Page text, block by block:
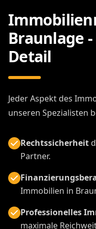
Braunlage
Detail
Jeder Aspekt des
unseren Spezialisten
Rechtssicherheit
Partner.
Immobilien in
Professionelles
maximale